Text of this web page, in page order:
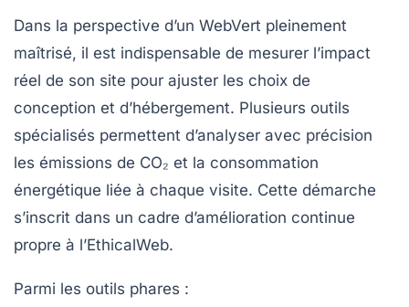
Dans la perspective d’un WebVert pleinement
maîtrisé, il est indispensable de mesurer l’impact
réel de son site pour ajuster les choix de
conception et d’hébergement. Plusieurs outils
spécialisés permettent d’analyser avec précision
les émissions de CO₂ et la consommation
énergétique liée à chaque visite. Cette démarche
s’inscrit dans un cadre d’amélioration continue
propre à l’EthicalWeb.
Parmi les outils phares :